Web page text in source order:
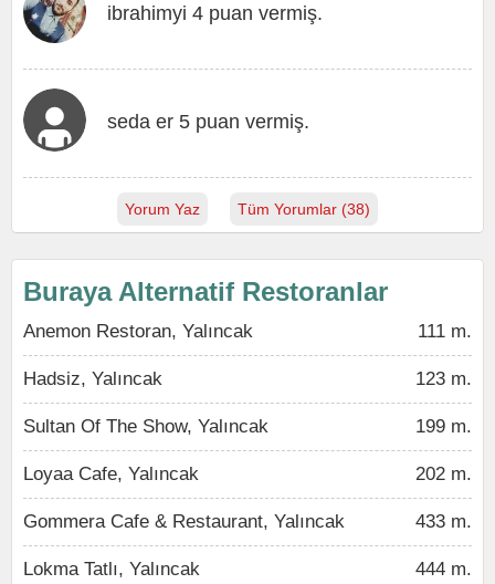
ibrahimyi 4 puan vermiş.
seda er 5 puan vermiş.
Yorum Yaz Tüm Yorumlar (38)
Buraya Alternatif Restoranlar
Anemon Restoran, Yalıncak 111 m.
Hadsiz, Yalıncak 123 m.
Sultan Of The Show, Yalıncak 199 m.
Loyaa Cafe, Yalıncak 202 m.
Gommera Cafe & Restaurant, Yalıncak 433 m.
Lokma Tatlı, Yalıncak 444 m.